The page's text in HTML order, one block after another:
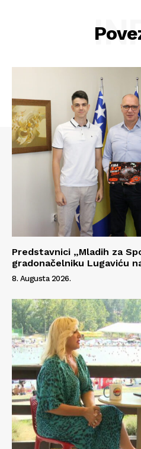
Info
Impressum
Predstavnici „Mladih za
gradonačelniku Lugaviću
8. Augusta 2026.